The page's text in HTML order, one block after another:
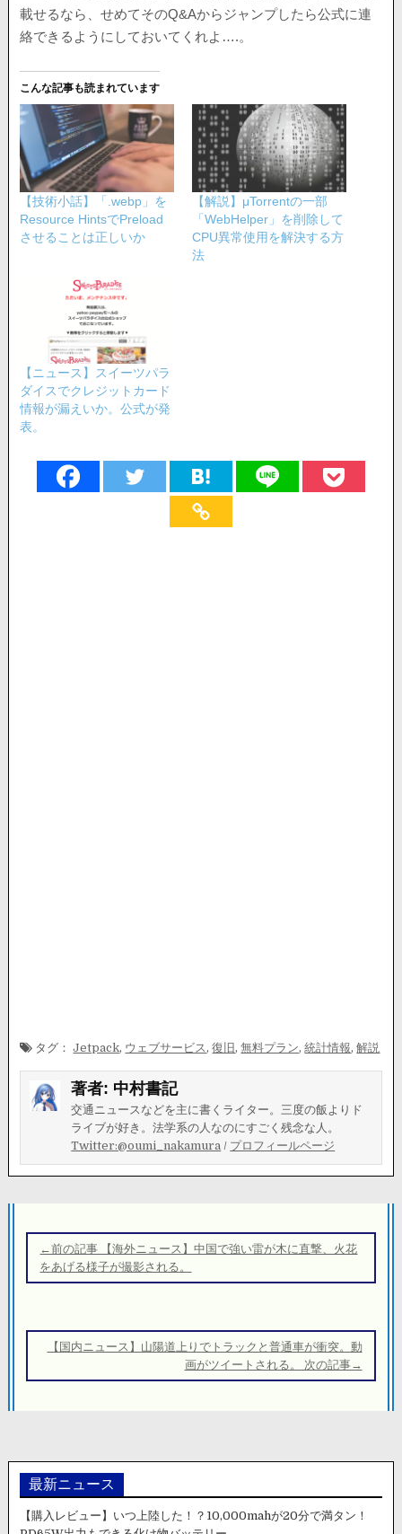
載せるなら、せめてそのQ&Aからジャンプしたら公式に連
絡できるようにしておいてくれよ….。
こんな記事も読まれています
【技術小話】「.webp」を
Resource HintsでPreload
させることは正しいか
【解説】μTorrentの一部
「WebHelper」を削除して
CPU異常使用を解決する方
法
【ニュース】スイーツパラ
ダイスでクレジットカード
情報が漏えいか。公式が発
表。
タグ：Jetpack, ウェブサービス ,復旧 ,無料プラン,統計情報,解説
著者: 中村書記
交通ニュースなどを主に書くライター。三度の飯よりド
ライブが好き。法学系の人なのにすごく残念な人。
Twitter:@oumi_nakamura / プロフィールページ
稿
ナ
ー
←前の記事 【海外ニュース】中国で強い雷が木に直撃、火花
をあげる様子が撮影される。
【国内ニュース】山陽道上りでトラックと普通車が衝突。動
画がツイートされる。 次の記事→
最新ニュース
【購入レビュー】いつ上陸した！？10,000mahが20分で満タン！